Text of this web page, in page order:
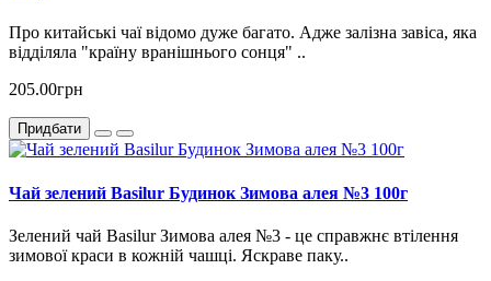
Про китайські чаї відомо дуже багато. Адже залізна завіса, яка
відділяла "країну вранішнього сонця" ..
205.00грн
Придбати
Чай зелений Basilur Будинок Зимова алея №3 100г
Зелений чай Basilur Зимова алея №3 - це справжнє втілення
зимової краси в кожній чашці. Яскраве паку..